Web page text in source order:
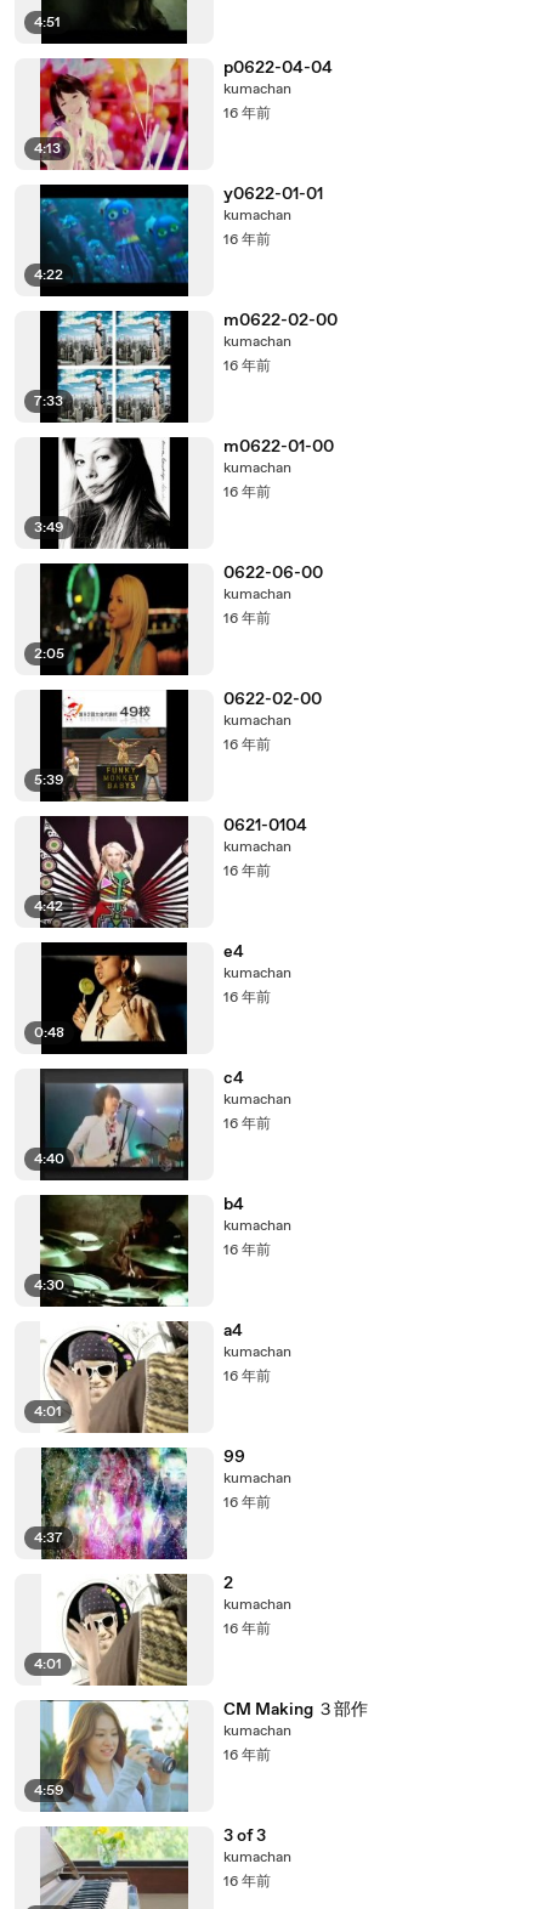
4:51
4:13
p0622-04-04
kumachan
16 年前
4:22
y0622-01-01
kumachan
16 年前
7:33
m0622-02-00
kumachan
16 年前
3:49
m0622-01-00
kumachan
16 年前
2:05
0622-06-00
kumachan
16 年前
5:39
0622-02-00
kumachan
16 年前
4:42
0621-0104
kumachan
16 年前
0:48
e4
kumachan
16 年前
4:40
c4
kumachan
16 年前
4:30
b4
kumachan
16 年前
4:01
a4
kumachan
16 年前
4:37
99
kumachan
16 年前
4:01
2
kumachan
16 年前
4:59
CM Making ３部作
kumachan
16 年前
3 of 3
kumachan
16 年前